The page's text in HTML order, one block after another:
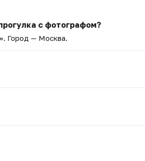
с фотографом?
. Город — Москва.